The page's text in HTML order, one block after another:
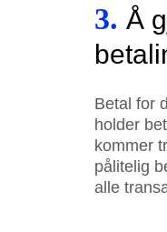
3. Å
Betal for
holder
kommer
pålitelig
alle